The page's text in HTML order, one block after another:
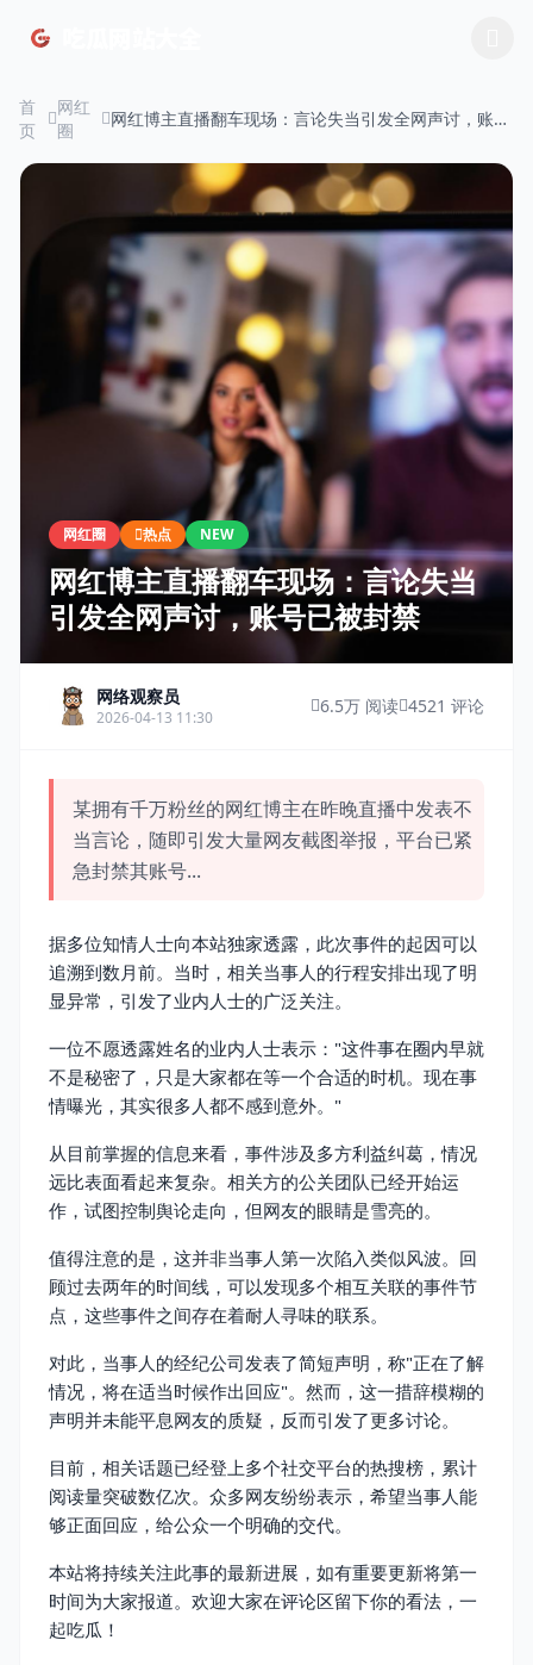
首
页
网红
圈
网红博主直播翻车现场：言论失当引发全网声讨，账号
网红圈 热点 NEW
网红博主直播翻车现场：言论失当
引发全网声讨，账号已被封禁
网络观察员
2026-04-13 11:30
6.5万 阅读 4521 评论
某拥有千万粉丝的网红博主在昨晚直播中发表不
当言论，随即引发大量网友截图举报，平台已紧
急封禁其账号...
据多位知情人士向本站独家透露，此次事件的起因可以
追溯到数月前。当时，相关当事人的行程安排出现了明
显异常，引发了业内人士的广泛关注。
一位不愿透露姓名的业内人士表示："这件事在圈内早就
不是秘密了，只是大家都在等一个合适的时机。现在事
情曝光，其实很多人都不感到意外。"
从目前掌握的信息来看，事件涉及多方利益纠葛，情况
远比表面看起来复杂。相关方的公关团队已经开始运
作，试图控制舆论走向，但网友的眼睛是雪亮的。
值得注意的是，这并非当事人第一次陷入类似风波。回
顾过去两年的时间线，可以发现多个相互关联的事件节
点，这些事件之间存在着耐人寻味的联系。
对此，当事人的经纪公司发表了简短声明，称"正在了解
情况，将在适当时候作出回应"。然而，这一措辞模糊的
声明并未能平息网友的质疑，反而引发了更多讨论。
目前，相关话题已经登上多个社交平台的热搜榜，累计
阅读量突破数亿次。众多网友纷纷表示，希望当事人能
够正面回应，给公众一个明确的交代。
本站将持续关注此事的最新进展，如有重要更新将第一
时间为大家报道。欢迎大家在评论区留下你的看法，一
起吃瓜！